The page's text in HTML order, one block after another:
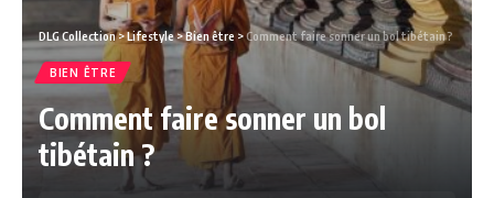
DLG Collection>Lifestyle>Bien être>Comment faire sonner un bol tibétain ?
BIEN ÊTRE
Comment faire sonner un bol
tibétain ?